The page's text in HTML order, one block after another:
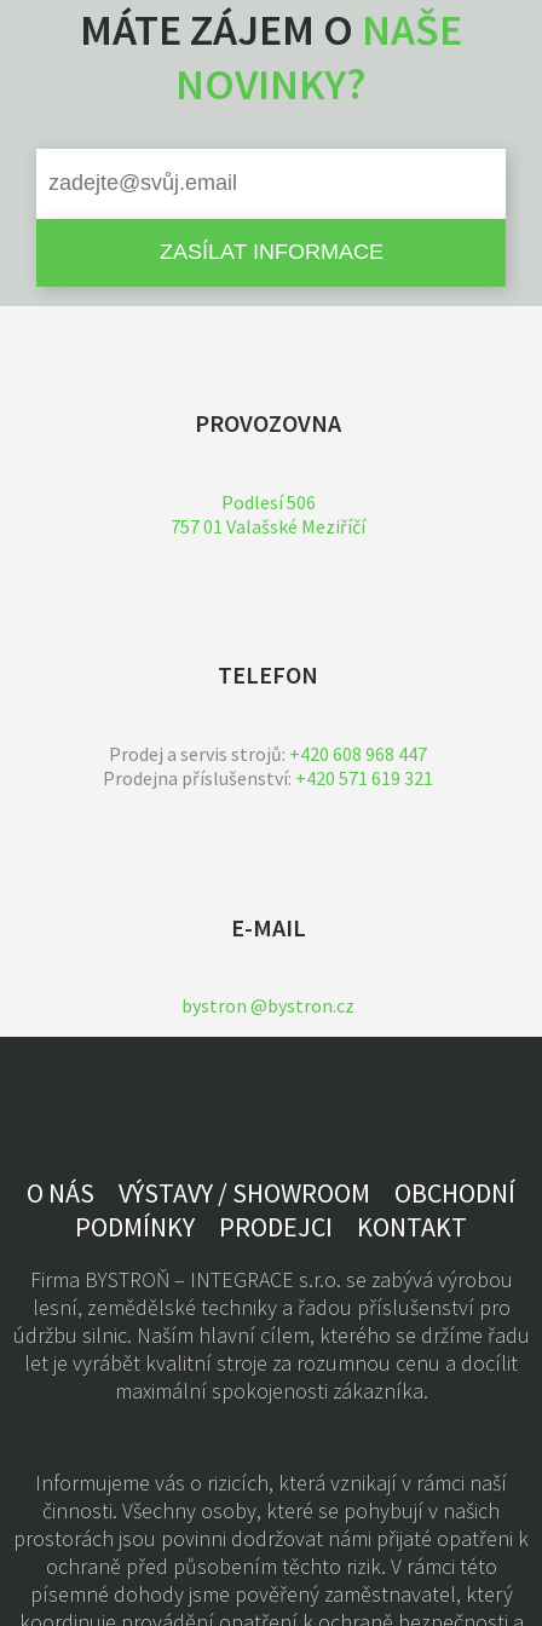
MÁTE ZÁJEM O NAŠE
NOVINKY?
PROVOZOVNA
Podlesí 506
757 01 Valašské Meziříčí
TELEFON
Prodej a servis strojů: +420 608 968 447
Prodejna příslušenství: +420 571 619 321
E-MAIL
bystron @bystron.cz
O NÁS VÝSTAVY / SHOWROOM
OBCHODNÍ
PODMÍNKY
PRODEJCI KONTAKT
Firma BYSTROŇ – INTEGRACE s.r.o. se zabývá výrobou
lesní, zemědělské techniky a řadou příslušenství pro
údržbu silnic. Naším hlavní cílem, kterého se držíme řadu
let je vyrábět kvalitní stroje za rozumnou cenu a docílit
maximální spokojenosti zákazníka.
Informujeme vás o rizicích, která vznikají v rámci naší
činnosti. Všechny osoby, které se pohybují v našich
prostorách jsou povinni dodržovat námi přijaté opatřeni k
ochraně před působením těchto rizik. V rámci této
písemné dohody jsme pověřený zaměstnavatel, který